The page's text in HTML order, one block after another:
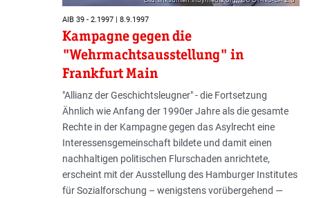
AIB 39 - 2.1997 | 8.9.1997
Kampagne gegen die
"Wehrmachtsausstellung" in
Frankfurt Main
"Allianz der Geschichtsleugner" - die Fortsetzung
Ähnlich wie Anfang der 1990er Jahre als die gesamte
Rechte in der Kampagne gegen das Asylrecht eine
Interessensgemeinschaft bildete und damit einen
nachhaltigen politischen Flurschaden anrichtete,
erscheint mit der Ausstellung des Hamburger Institutes
für Sozialforschung – wenigstens vorübergehend —